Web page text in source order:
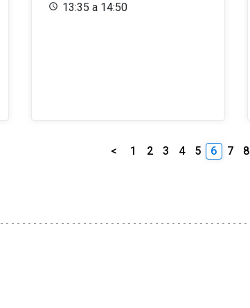
13:35 a 14:50
< 1 2 3 4 5 6 7 8